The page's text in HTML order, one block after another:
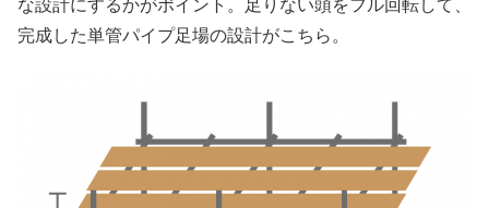
な設計にするかがポイント。足りない頭をフル回転して、
完成した単管パイプ足場の設計がこちら。